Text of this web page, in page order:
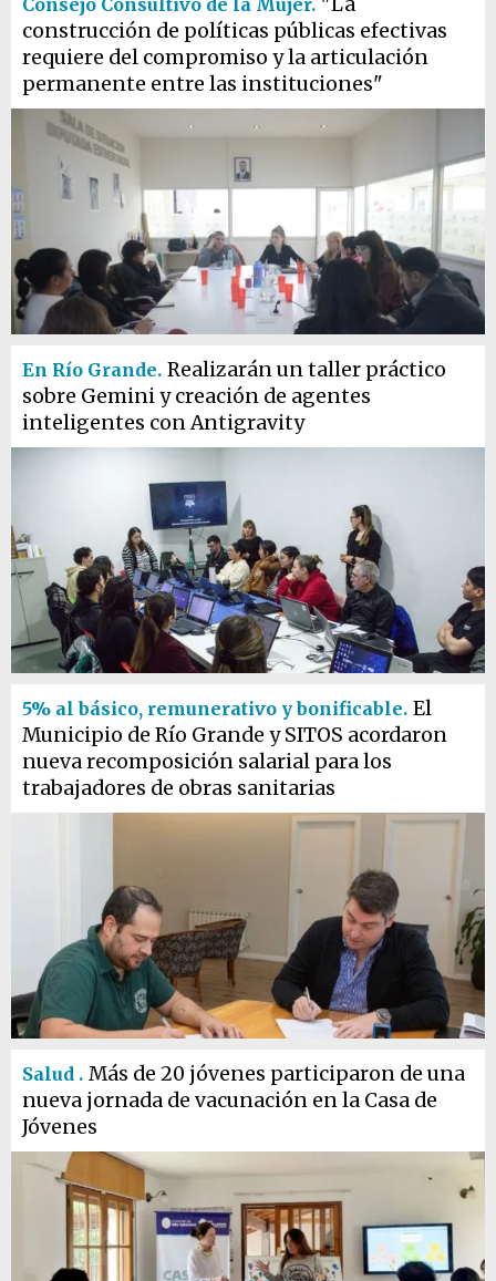
Consejo Consultivo de la Mujer.
construcción de políticas públicas efectivas
requiere del compromiso y la articulación
permanente entre las instituciones"
En Río Grande. Realizarán un taller práctico
sobre Gemini y creación de agentes
inteligentes con Antigravity
5% al básico, remunerativo y bonificable. El
Municipio de Río Grande y SITOS acordaron
nueva recomposición salarial para los
trabajadores de obras sanitarias
Salud . Más de 20 jóvenes participaron de una
nueva jornada de vacunación en la Casa de
Jóvenes